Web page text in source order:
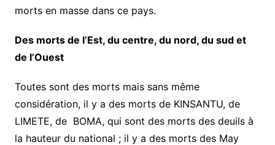
morts en masse dans ce pays.
Des morts de l’Est, du centre, du nord, du sud et
de l’Ouest
Toutes sont des morts mais sans même
considération, il y a des morts de KINSANTU, de
LIMETE, de BOMA, qui sont des morts des deuils à
la hauteur du national ; il y a des morts des May